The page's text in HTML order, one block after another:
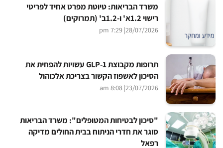
משרד הבריאות: טיוטת מפרט אחיד לפריטי
רישוי 1.2א' ו-1.2ב' (תמרוקים)
28/07/2026
| 7:29 pm
תרופות מקבוצת GLP-1 עשויות להפחית את
הסיכון לאשפוז הקשור בצריכת אלכוהול
23/07/2026
| 8:08 am
"סיכון לבטיחות המטופלים": משרד הבריאות
סוגר את חדרי הניתוח בבית החולים מדיקה
רפאל